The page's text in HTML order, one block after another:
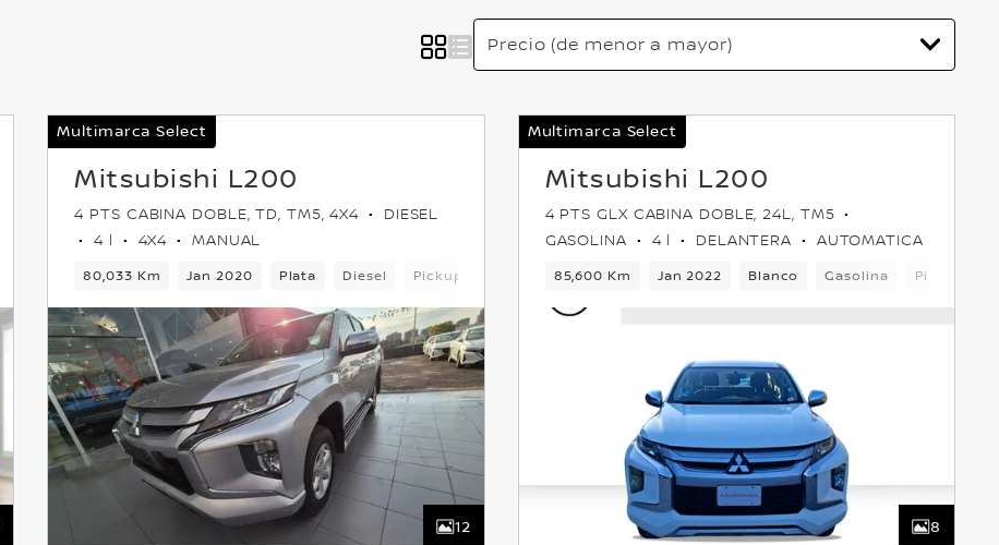
Multimarca Select
Mitsubishi L200
4 PTS CABINA DOBLE, TD, TM5, 4X4
DIESEL
4 l
4X4 MANUAL
80,033 Km Jan 2020 Plata Diesel Pickup
12
Multimarca Select
Mitsubishi L200
4 PTS GLX CABINA DOBLE, 24L, TM5
GASOLINA
4 l DELANTERA AUTOMATICA
85,600 Km Jan 2022 Blanco Gasolina Pick-up
8